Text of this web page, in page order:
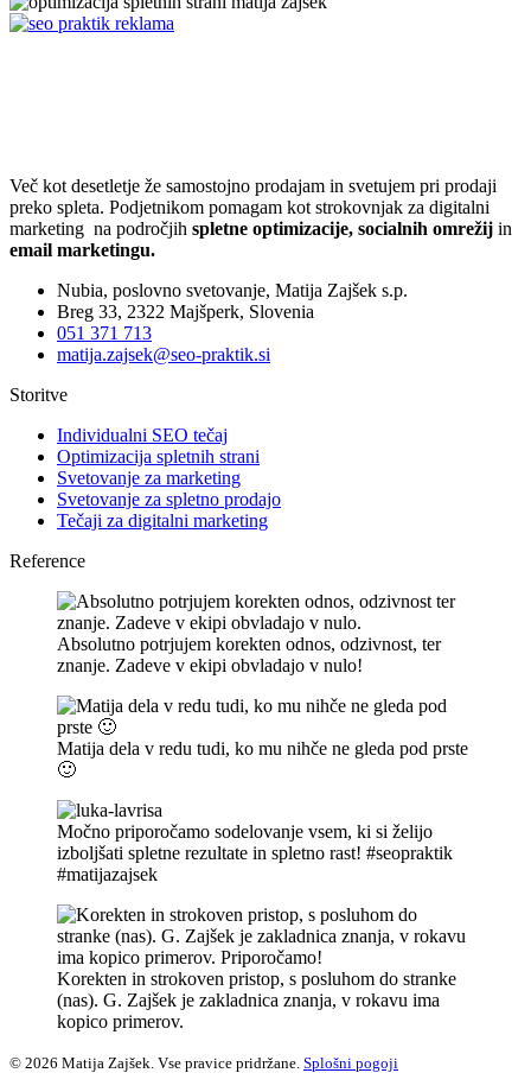
Več kot desetletje že samostojno prodajam in svetujem pri prodaji
preko spleta. Podjetnikom pomagam kot strokovnjak za digitalni
marketing na področjih spletne optimizacije, socialnih omrežij in
email marketingu.
Nubia, poslovno svetovanje, Matija Zajšek s.p.
Breg 33, 2322 Majšperk, Slovenia
051 371 713
matija.zajsek@seo-praktik.si
Storitve
Individualni SEO tečaj
Optimizacija spletnih strani
Svetovanje za marketing
Svetovanje za spletno prodajo
Tečaji za digitalni marketing
Reference
Absolutno potrjujem korekten odnos, odzivnost, ter
znanje. Zadeve v ekipi obvladajo v nulo!
Matija dela v redu tudi, ko mu nihče ne gleda pod prste
🙂
Močno priporočamo sodelovanje vsem, ki si želijo
izboljšati spletne rezultate in spletno rast! #seopraktik
#matijazajsek
Korekten in strokoven pristop, s posluhom do stranke
(nas). G. Zajšek je zakladnica znanja, v rokavu ima
kopico primerov.
© 2026 Matija Zajšek. Vse pravice pridržane. Splošni pogoji